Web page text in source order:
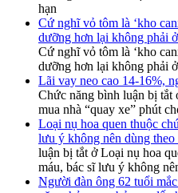
hạn
Cứ nghĩ vỏ tôm là ‘kho
dưỡng hơn lại không phải
Cứ nghĩ vỏ tôm là ‘kho
dưỡng hơn lại không phải
Lãi vay neo cao 14-16%,
Chức năng bình luận bị tắt
mua nhà “quay xe” phút
Loại nụ hoa quen thuộc
lưu ý không nên dùng theo
luận bị tắt ở Loại nụ hoa
máu, bác sĩ lưu ý không
Người đàn ông 62 tuổi